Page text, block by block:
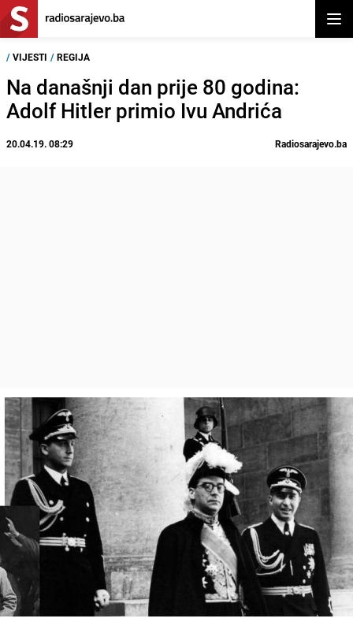
/ VIJESTI / REGIJA
Na današnji dan prije 80 godina:
Adolf Hitler primio Ivu Andrića
20.04.19. 08:29 Radiosarajevo.ba